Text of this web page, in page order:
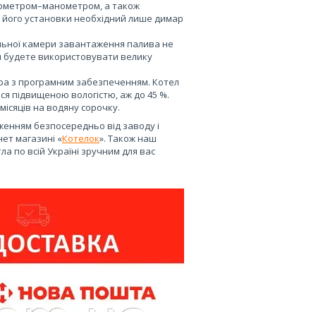
а також
його установки необхідний лише димар
камери завантаження палива не
будете використовувати велику
з програмним забезпеченням. Котел
підвищеною вологістю, аж до 45 %.
на водяну сорочку.
безпосередньо від заводу і
магазині «Котелок». Також наш
по всій Україні зручним для вас